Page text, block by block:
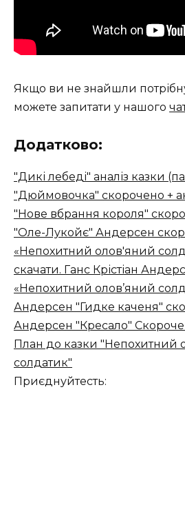
Якщо ви не знайшли
можете запитати у нашого
Додатково:
"Дикі лебеді" аналіз казки
"Дюймовочка" скорочено +
"Нове вбрання короля"
"Оле-Лукойє" Андерсен
«Непохитний олов'яний
скачати. Ганс Крістіан
«Непохитний олов’яний
Андерсен "Гидке каченя"
Андерсен "Кресало"
План до казки "Непохитний
солдатик"
Приєднуйтесть: